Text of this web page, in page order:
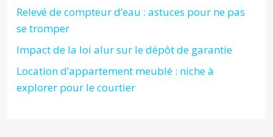
Relevé de compteur d’eau : astuces pour ne pas
se tromper
Impact de la loi alur sur le dépôt de garantie
Location d’appartement meublé : niche à
explorer pour le courtier